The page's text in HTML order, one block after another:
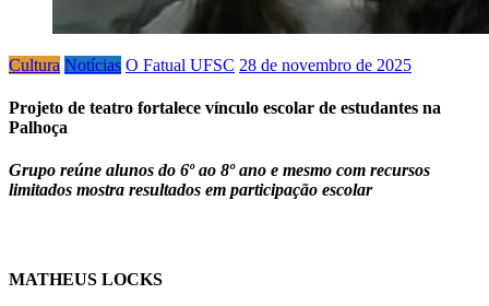
Cultura Notícias O Fatual UFSC 28 de novembro de 2025
Projeto de teatro fortalece vínculo escolar de estudantes na
Palhoça
Grupo reúne alunos do 6º ao 8º ano e mesmo com recursos
limitados mostra resultados em participação escolar
MATHEUS LOCKS